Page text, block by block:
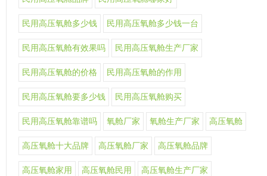
民用高压氧舱多少钱 民用高压氧舱多少钱一台
民用高压氧舱有效果吗 民用高压氧舱生产厂家
民用高压氧舱的价格 民用高压氧舱的作用
民用高压氧舱要多少钱 民用高压氧舱购买
民用高压氧舱靠谱吗 氧舱厂家 氧舱生产厂家 高压氧舱
高压氧舱十大品牌 高压氧舱厂家 高压氧舱品牌
高压氧舱家用 高压氧舱民用 高压氧舱生产厂家